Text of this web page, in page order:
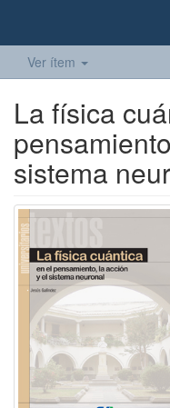
Ver ítem
La física
sistema